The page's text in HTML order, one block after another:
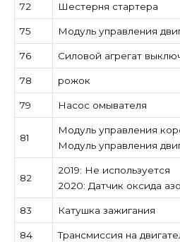
72 Шестерня стартера
75 Модуль управления
76 Силовой агрегат
78 рожок
79 Насос омывателя
81
Модуль управления
Модуль управления
82
2019: Не используется
2020: Датчик оксида
83 Катушка зажигания
84 Трансмиссия на